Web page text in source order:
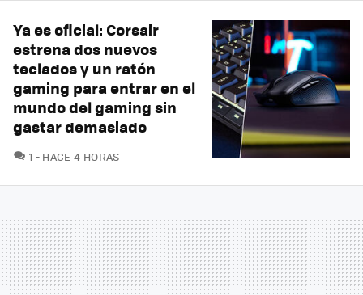
Ya es oficial: Corsair
estrena dos nuevos
teclados y un ratón
gaming para entrar en el
mundo del gaming sin
gastar demasiado
1 COMENTARIOS
HACE 4 HORAS